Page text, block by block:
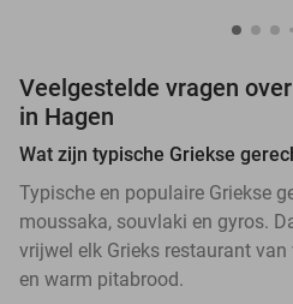
Veelgestelde vragen
in Hagen
Wat zijn typische Griekse
Typische en populaire Griekse
moussaka, souvlaki en gyros.
vrijwel elk Grieks restaurant
en warm pitabrood.